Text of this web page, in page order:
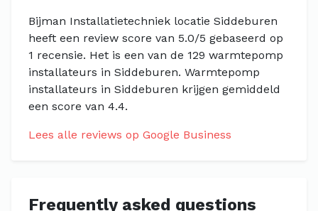
Bijman Installatietechniek locatie Siddeburen
heeft een review score van 5.0/5 gebaseerd op
1 recensie. Het is een van de 129 warmtepomp
installateurs in Siddeburen. Warmtepomp
installateurs in Siddeburen krijgen gemiddeld
een score van 4.4.
Lees alle reviews op Google Business
Frequently asked questions